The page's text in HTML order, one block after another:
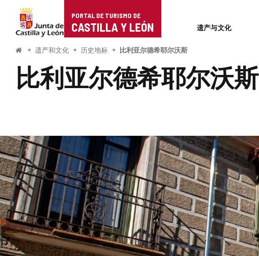
Portal
de
Turismo
Castilla
PORTAL DE TURISMO DE
CASTILLA Y LEÓN 遗产与文化
开
遗产和文化 历史地标 比利亚尔德希耶尔沃斯
比利亚尔德希耶尔沃斯
图
片
库
幻
灯
片
数
量:
5